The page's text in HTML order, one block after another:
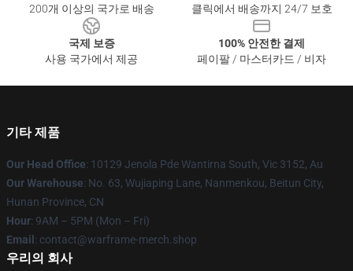
200개 이상의 국가로 배송
클릭에서 배송까지 24/7 보호
국제 보증
사용 국가에서 제공
100% 안전한 결제
페이팔 / 마스터카드 / 비자
기타 제품
Our Head Office: 10129 Jenola Pde Wantirna South, Vic 3152, Au
Our Warehouse: No. 63, Wujiaping Lane, Nanmenkou, Beitun City,
Hunan Province, CN
Hour: 9AM – 5PM (Mon – Fri)
Email : contact@warframe-merch.shop
우리의 회사